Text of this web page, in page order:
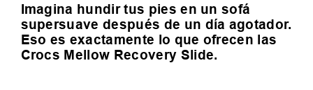
Imagina hundir tus pies en un sofá
supersuave después de un día agotador.
Eso es exactamente lo que ofrecen las
Crocs Mellow Recovery Slide.